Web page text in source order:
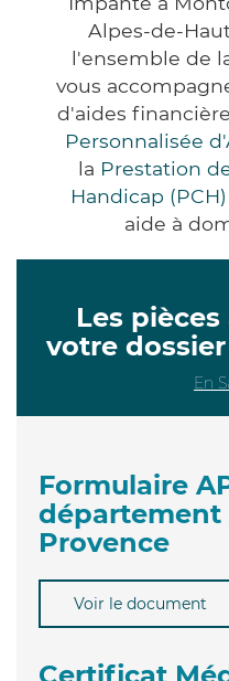
Alpes-de-
l'ensemble de
vous
d'aides
Personnalisée
la Prestation
Handicap (PCH)
aide à
Les
votre
En
Formulaire
département
Provence
Voir le document